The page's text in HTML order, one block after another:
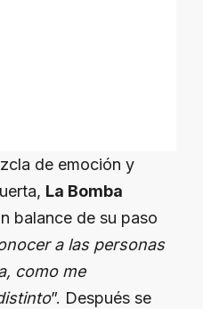
de emoción y
La Bomba
balance de su paso
a las personas
como me
”. Después se